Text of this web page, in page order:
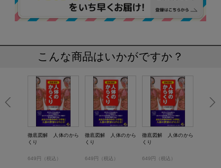
こんな商品はいかがですか？
徹底図解 人体のから
くり
649円（税込）
徹底図解 人体のから
くり
649円（税込）
徹底図解 人体のから
くり
649円（税込）